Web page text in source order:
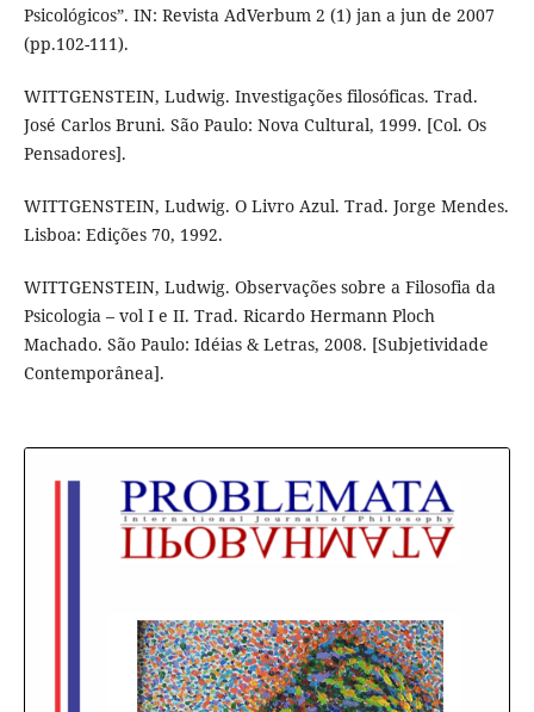
Psicológicos”. IN: Revista AdVerbum 2 (1) jan a jun de 2007
(pp.102-111).
WITTGENSTEIN, Ludwig. Investigações filosóficas. Trad.
José Carlos Bruni. São Paulo: Nova Cultural, 1999. [Col. Os
Pensadores].
WITTGENSTEIN, Ludwig. O Livro Azul. Trad. Jorge Mendes.
Lisboa: Edições 70, 1992.
WITTGENSTEIN, Ludwig. Observações sobre a Filosofia da
Psicologia – vol I e II. Trad. Ricardo Hermann Ploch
Machado. São Paulo: Idéias & Letras, 2008. [Subjetividade
Contemporânea].